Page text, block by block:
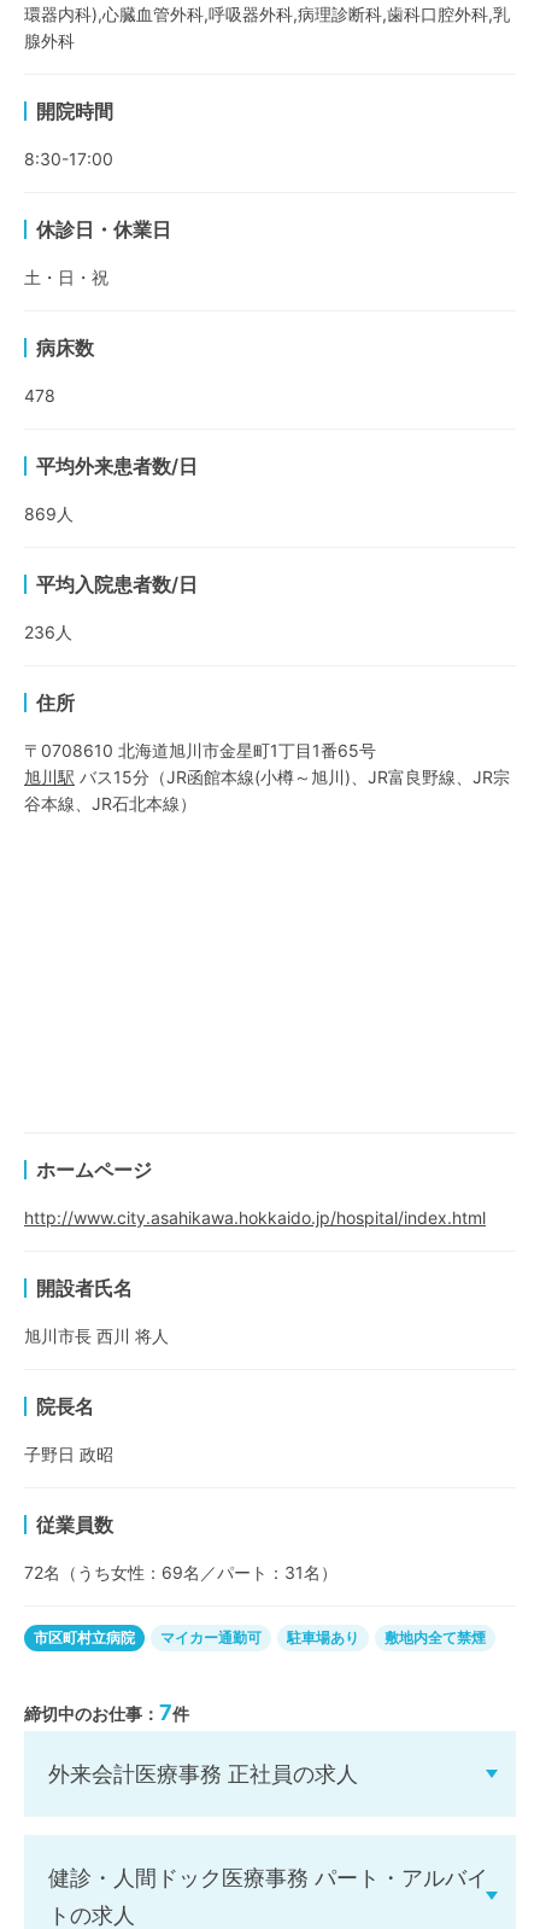
環器内科),心臓血管外科,呼吸器外科,病理診断科,歯科口腔外科,乳
腺外科
開院時間
8:30-17:00
休診日・休業日
土・日・祝
病床数
478
平均外来患者数/日
869 人
平均入院患者数/日
236 人
住所
〒0708610 北海道旭川市金星町1丁目1番65号
旭川駅 バス15分 （JR函館本線(小樽～旭川) JR富良野線
JR宗
谷本線
JR石北本線）
ホームページ
http://www.city.asahikawa.hokkaido.jp/hospital/index.html
開設者氏名
旭川市長 西川 将人
院長名
子野日 政昭
従業員数
72名（うち女性：69名／パート：31名）
市区町村立病院 マイカー通勤可 駐車場あり 敷地内全て禁煙
締切中のお仕事： 7件
外来会計医療事務 正社員の求人
健診・人間ドック医療事務 パート・アルバイ
トの求人